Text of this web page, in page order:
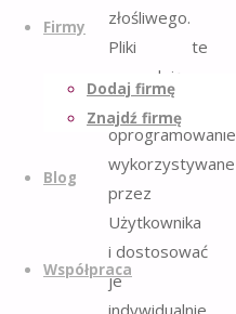
Firmy
Dodaj firmę
Znajdź firmę
Blog
Współpraca
złośliwego.
Pliki te
pozwalają
zidentyfikować
oprogramowanie
wykorzystywane
przez
Użytkownika
i dostosować
je
indywidualnie